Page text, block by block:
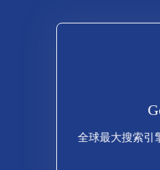
全球最大搜索引
全球最大搜索